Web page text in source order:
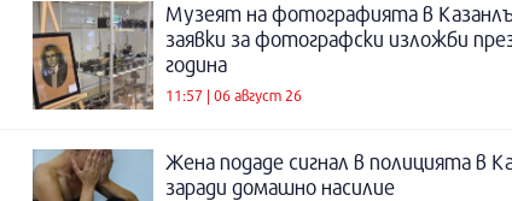
Музеят на фотографията в
заявки за фотографски изложби
година
11:57 | 06 август 26
Жена подаде сигнал в полицията в
заради домашно насилие